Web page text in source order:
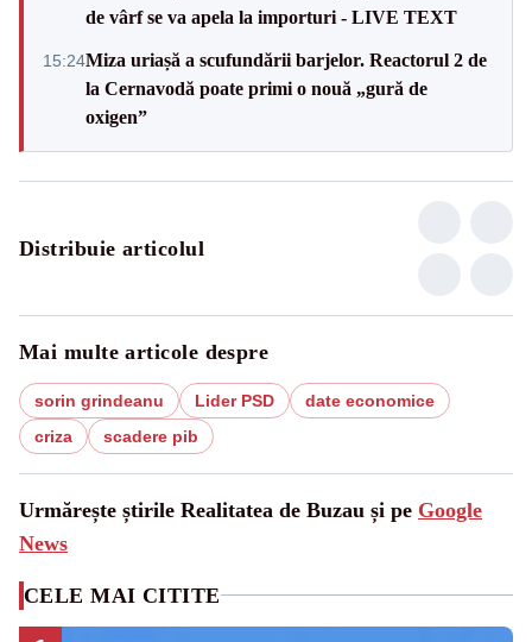
de vârf se va apela la importuri - LIVE TEXT
15:24Miza uriașă a scufundării barjelor. Reactorul 2 de
la Cernavodă poate primi o nouă „gură de
oxigen”
Distribuie articolul
Mai multe articole despre
sorin grindeanu Lider PSD
date economice
criza
scadere pib
Urmărește știrile Realitatea de Buzau și pe Google
News
CELE MAI CITITE